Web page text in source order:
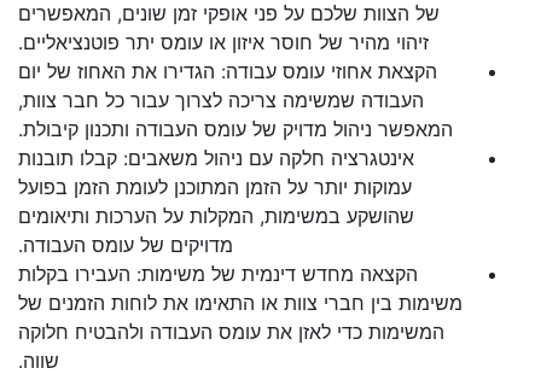
של הצוות שלכם על פני אופקי זמן שונים, המאפשרים
זיהוי מהיר של חוסר איזון או עומס יתר פוטנציאליים.
הקצאת אחוזי עומס עבודה: הגדירו את האחוז של יום
העבודה שמשימה צריכה לצרוך עבור כל חבר צוות,
המאפשר ניהול מדויק של עומס העבודה ותכנון קיבולת.
אינטגרציה חלקה עם ניהול משאבים: קבלו תובנות
עמוקות יותר על הזמן המתוכנן לעומת הזמן בפועל
שהושקע במשימות, המקלות על הערכות ותיאומים
מדויקים של עומס העבודה.
הקצאה מחדש דינמית של משימות: העבירו בקלות
משימות בין חברי צוות או התאימו את לוחות הזמנים של
המשימות כדי לאזן את עומס העבודה ולהבטיח חלוקה
שווה.